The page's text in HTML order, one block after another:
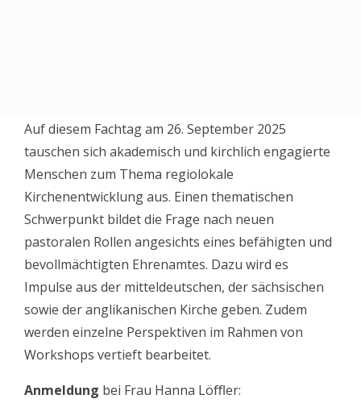
Auf diesem Fachtag am 26. September 2025
tauschen sich akademisch und kirchlich engagierte
Menschen zum Thema regiolokale
Kirchenentwicklung aus. Einen thematischen
Schwerpunkt bildet die Frage nach neuen
pastoralen Rollen angesichts eines befähigten und
bevollmächtigten Ehrenamtes. Dazu wird es
Impulse aus der mitteldeutschen, der sächsischen
sowie der anglikanischen Kirche geben. Zudem
werden einzelne Perspektiven im Rahmen von
Workshops vertieft bearbeitet.
Anmeldung bei Frau Hanna Löﬄer: